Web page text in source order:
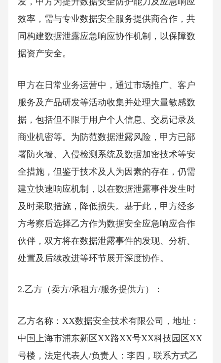
效率，需与专业数据安全服务提供商合作，共
同构建数据泄露应急响应协作机制，以保障数
据资产安全。
甲方在日常业务运营中，通过市场推广、客户
服务及产品研发等活动收集并处理大量敏感数
据，包括但不限于用户个人信息、交易记录及
商业机密等。为防范数据泄露风险，甲方已部
署防火墙、入侵检测系统及数据加密技术等安
全措施，但鉴于技术及人为因素的存在，仍需
建立快速响应机制，以在数据泄露事件发生时
及时采取措施，降低损失。基于此，甲方经多
方考察后选择乙方作为数据安全应急响应合作
伙伴，双方将在数据泄露事件的发现、分析、
处置及后续改进等环节展开深度协作。
2.乙方（卖方/承租方/服务提供方）：
乙方名称：XX数据安全技术有限公司，地址：
中国上海市浦东新区XX路XX号XX科技园区XX
号楼，法定代表人/负责人：李四，联系方式乙